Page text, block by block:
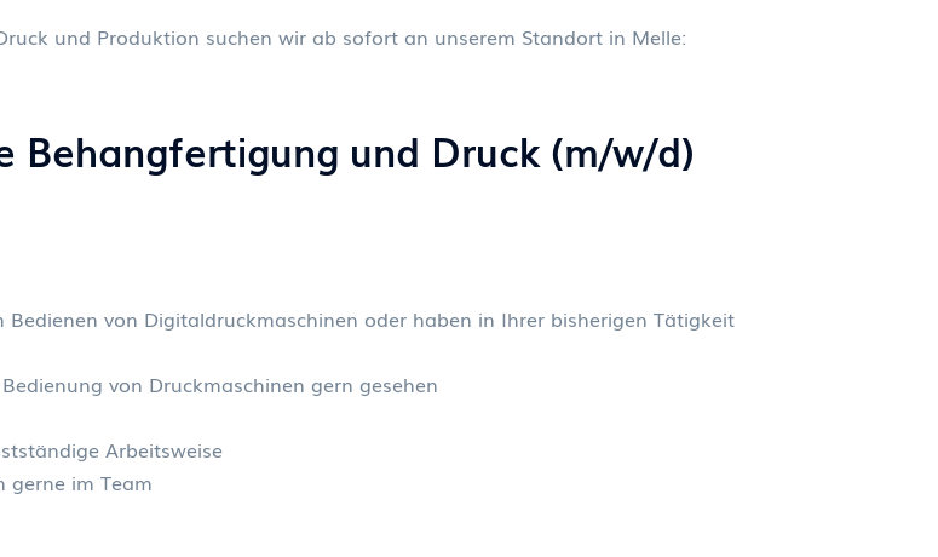
und Produktion suchen wir ab sofort an unserem Standort in Melle:
und Druck (m/w/d)
von Digitaldruckmaschinen oder haben in Ihrer bisherigen Tätigkeit
von Druckmaschinen gern gesehen
Arbeitsweise
gerne im Team